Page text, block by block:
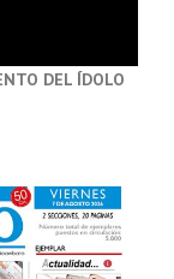
DEL ÍDOLO